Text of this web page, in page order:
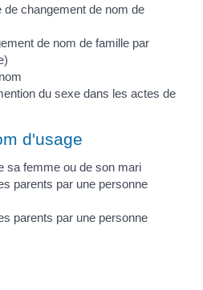
de changement de nom de
de nom de famille par
du sexe dans les actes de
d'usage
sa femme ou de son mari
parents par une personne
parents par une personne